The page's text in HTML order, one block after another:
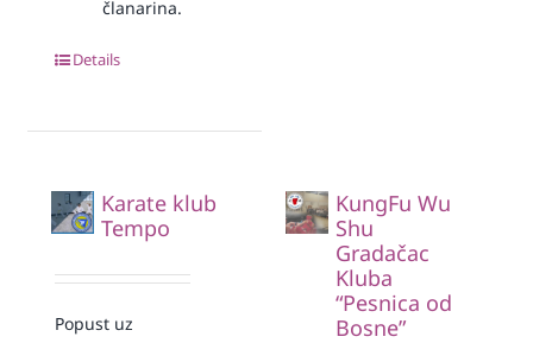
članarina.
Details
Karate klub
Tempo
Popust uz
KungFu Wu
Shu
Gradačac
Kluba
“Pesnica od
Bosne”